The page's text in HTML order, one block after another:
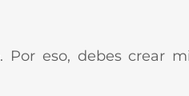
eso, debes crear